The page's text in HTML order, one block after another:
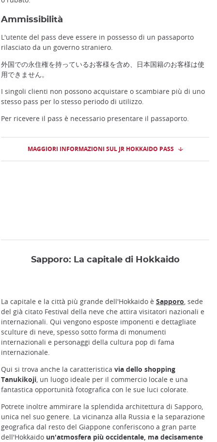
Ammissibilità
L'utente del pass deve essere in possesso di un passaporto
rilasciato da un governo straniero.
外国での永住権を持っているお客様を含め、日本国籍のお客様は使
用できません。
I singoli clienti non possono acquistare o scambiare più di uno
stesso pass per lo stesso periodo di utilizzo.
Per ricevere il pass è necessario presentare il passaporto.
MAGGIORI INFORMAZIONI SUL JR HOKKAIDO PASS
Sapporo: La capitale di Hokkaido
La capitale e la città più grande dell'Hokkaido è Sapporo , sede
del già citato Festival della neve che attira visitatori nazionali e
internazionali. Qui vengono esposte imponenti e dettagliate
sculture di neve, spesso sotto forma di monumenti
internazionali e personaggi della cultura pop di fama
internazionale.
Qui si trova anche la caratteristica via dello shopping
Tanukikoji, un luogo ideale per il commercio locale e una
fantastica opportunità fotografica con le sue luci colorate.
Potrete inoltre ammirare la splendida architettura di Sapporo,
unica nel suo genere. La vicinanza alla Russia e la separazione
geografica dal resto del Giappone conferiscono a gran parte
dell'Hokkaido un'atmosfera più occidentale, ma decisamente